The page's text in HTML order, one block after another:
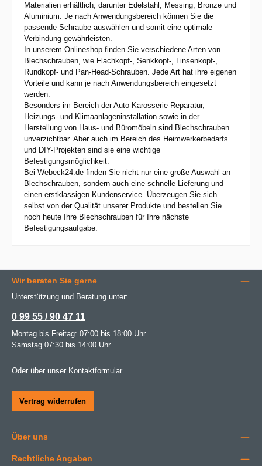
Materialien erhältlich, darunter Edelstahl, Messing, Bronze und
Aluminium. Je nach Anwendungsbereich können Sie die
passende Schraube auswählen und somit eine optimale
Verbindung gewährleisten.
In unserem Onlineshop finden Sie verschiedene Arten von
Blechschrauben, wie Flachkopf-, Senkkopf-, Linsenkopf-,
Rundkopf- und Pan-Head-Schrauben. Jede Art hat ihre eigenen
Vorteile und kann je nach Anwendungsbereich eingesetzt
werden.
Besonders im Bereich der Auto-Karosserie-Reparatur,
Heizungs- und Klimaanlageninstallation sowie in der
Herstellung von Haus- und Büromöbeln sind Blechschrauben
unverzichtbar. Aber auch im Bereich des Heimwerkerbedarfs
und DIY-Projekten sind sie eine wichtige
Befestigungsmöglichkeit.
Bei Webeck24.de finden Sie nicht nur eine große Auswahl an
Blechschrauben, sondern auch eine schnelle Lieferung und
einen erstklassigen Kundenservice. Überzeugen Sie sich
selbst von der Qualität unserer Produkte und bestellen Sie
noch heute Ihre Blechschrauben für Ihre nächste
Befestigungsaufgabe.
Wir beraten Sie gerne
Unterstützung und Beratung unter:
0 99 55 / 90 47 11
Montag bis Freitag: 07:00 bis 18:00 Uhr
Samstag 07:30 bis 14:00 Uhr
Oder über unser Kontaktformular.
Vertrag widerrufen
Über uns
Rechtliche Angaben